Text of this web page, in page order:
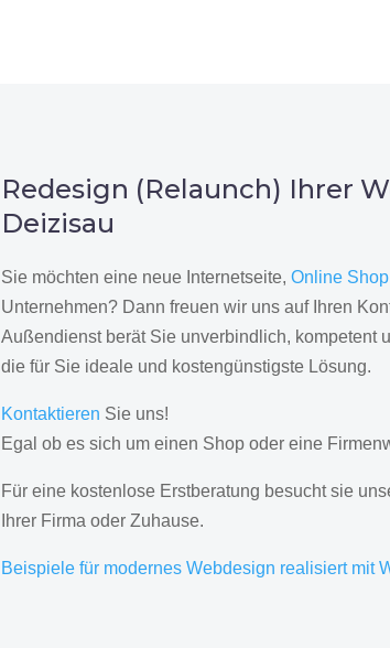
Redesign (Relaunch) Ihrer
Deizisau
Sie möchten eine neue Internetseite, Online Shop
Unternehmen? Dann freuen wir uns auf Ihren
Außendienst berät Sie unverbindlich, kompetent
die für Sie ideale und kostengünstigste Lösung.
Kontaktieren Sie uns!
Egal ob es sich um einen Shop oder eine
Für eine kostenlose Erstberatung besucht sie
Ihrer Firma oder Zuhause.
Beispiele für modernes Webdesign realisiert mit